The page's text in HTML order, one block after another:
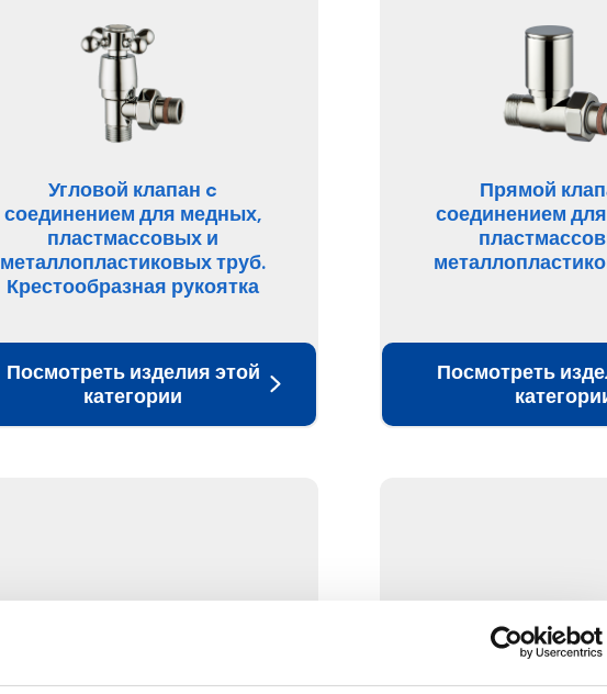
Угловой клапан c
соединением для медных,
пластмассовых и
металлопластиковых труб.
Крестообразная рукоятка
Посмотреть изделия этой
категории
Прямой
соединением
Посмотреть